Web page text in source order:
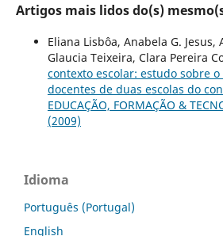
Artigos mais lidos do(s)
Eliana Lisbôa, Anabela G. Jesus,
Glaucia Teixeira, Clara Pereira
contexto escolar: estudo sobre
docentes de duas escolas do
EDUCAÇÃO, FORMAÇÃO &
(2009)
Idioma
Português (Portugal)
English